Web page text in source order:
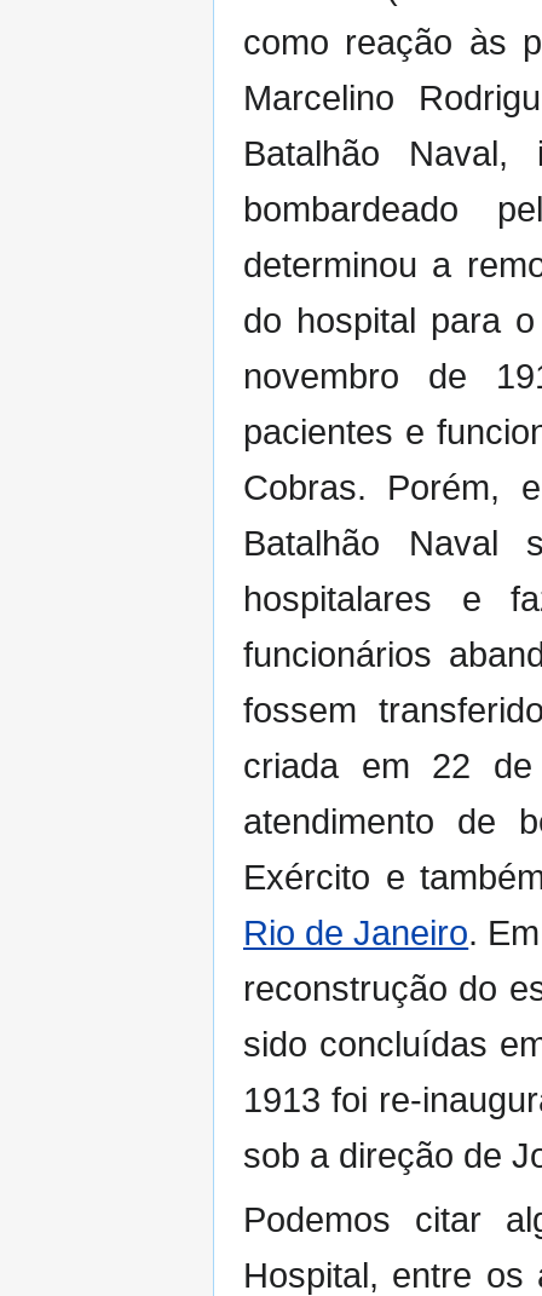
como reação às
Marcelino
Batalhão
bombardeado
determinou a
do hospital para
novembro de
pacientes e
Cobras. Porém,
Batalhão Naval
hospitalares e
funcionários
fossem
criada em 22
atendimento de
Exército e
Rio de Janeiro.
reconstrução do
sido concluídas
1913 foi re-
sob a direção de
Podemos citar
Hospital, entre